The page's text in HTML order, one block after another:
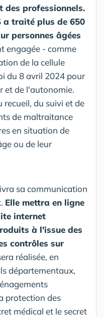
des professionnels.
a traité plus de 650
personnes âgées
engagée - comme
de la cellule
du 8 avril 2024 pour
et de l'autonomie.
recueil, du suivi et de
de maltraitance
en situation de
ou de leur
sa communication
Elle mettra en ligne
internet
à l'issue des
contrôles sur
réalisée, en
départementaux,
protection des
médical et le secret